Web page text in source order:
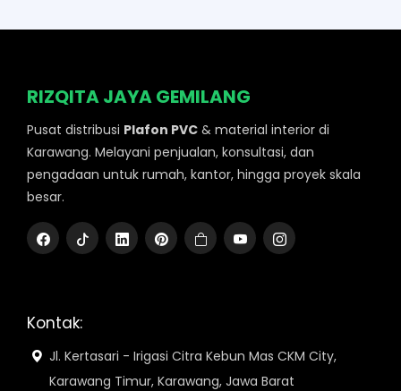
RIZQITA JAYA GEMILANG
Pusat distribusi Plafon PVC & material interior di
Karawang. Melayani penjualan, konsultasi, dan
pengadaan untuk rumah, kantor, hingga proyek skala
besar.
Kontak:
Jl. Kertasari - Irigasi Citra Kebun Mas CKM City,
Karawang Timur, Karawang, Jawa Barat